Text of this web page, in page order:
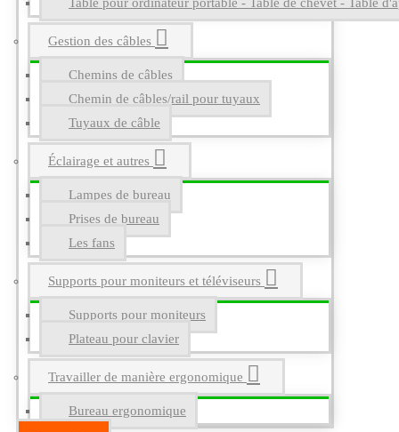
Gestion des câbles
Chemins de câbles
Chemin de câbles/rail pour tuyaux
Tuyaux de câble
Éclairage et autres
Lampes de bureau
Prises de bureau
Les fans
Supports pour moniteurs et téléviseurs
Supports pour moniteurs
Plateau pour clavier
Travailler de manière ergonomique
Bureau ergonomique